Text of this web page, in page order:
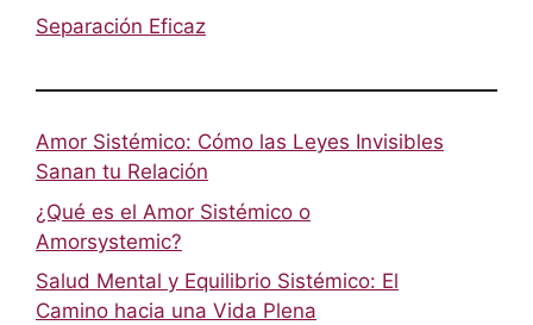
Separación Eficaz
Amor Sistémico: Cómo las Leyes Invisibles
Sanan tu Relación
¿Qué es el Amor Sistémico o
Amorsystemic?
Salud Mental y Equilibrio Sistémico: El
Camino hacia una Vida Plena